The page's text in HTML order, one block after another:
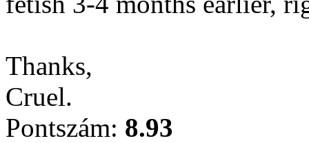
Thanks,
Cruel.
Pontszám: 8.93